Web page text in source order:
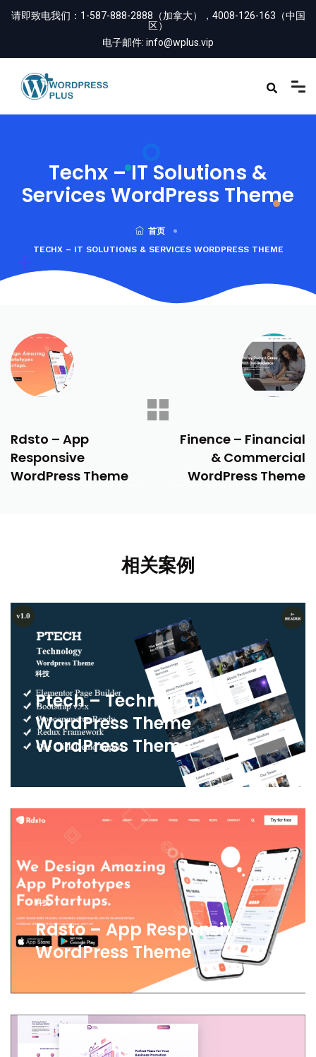
请即致电我们： 1-587-888-2888（加拿大），4008-126-163（中国
区）
电子邮件: info@wplus.vip
Techx – IT Solutions &
Services WordPress Theme
首页
TECHX – IT SOLUTIONS & SERVICES WORDPRESS THEME
Rdsto – App
Responsive
WordPress Theme
Finence – Financial
& Commercial
WordPress Theme
相关案例
科技
Ptech – Technology
WordPress Theme
WordPress Theme
科技
Rdsto – App Responsive
WordPress Theme